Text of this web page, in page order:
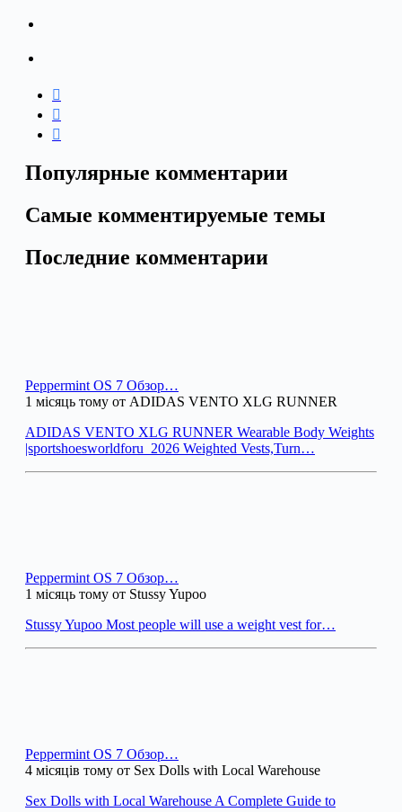
Популярные комментарии
Самые комментируемые темы
Последние комментарии
Peppermint OS 7 Обзор…
1 місяць тому от ADIDAS VENTO XLG RUNNER
ADIDAS VENTO XLG RUNNER Wearable Body Weights
|sportshoesworldforu_2026 Weighted Vests,Turn…
Peppermint OS 7 Обзор…
1 місяць тому от Stussy Yupoo
Stussy Yupoo Most people will use a weight vest for…
Peppermint OS 7 Обзор…
4 місяців тому от Sex Dolls with Local Warehouse
Sex Dolls with Local Warehouse A Complete Guide to